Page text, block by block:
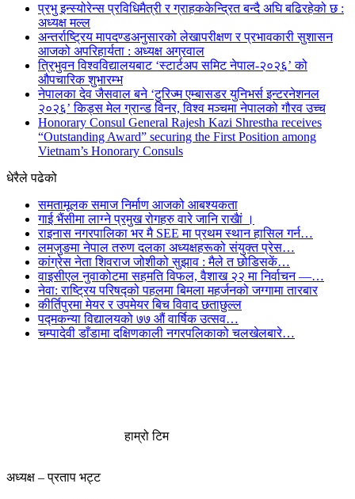
प्रभु इन्स्योरेन्स प्रविधिमैत्री र ग्राहककेन्द्रित बन्दै अघि बढिरहेको छ :
अध्यक्ष मल्ल
अन्तर्राष्ट्रिय मापदण्डअनुसारको लेखापरीक्षण र प्रभावकारी सुशासन
आजको अपरिहार्यता : अध्यक्ष अग्रवाल
त्रिभुवन विश्वविद्यालयबाट ‘स्टार्टअप समिट नेपाल-२०२६’ को
औपचारिक शुभारम्भ
नेपालका देव जैसवाल बने ‘टुरिज्म एम्बासडर युनिभर्स इन्टरनेशनल
२०२६’ किड्स मेल ग्रान्ड विनर, विश्व मञ्चमा नेपालको गौरव उच्च
Honorary Consul General Rajesh Kazi Shrestha receives
“Outstanding Award” securing the First Position among
Vietnam’s Honorary Consuls
धेरैले पढेको
समतामूलक समाज निर्माण आजको आबश्यकता
गाई भैंसीमा लाग्ने प्रमुख रोगहरु वारे जानि राखैां ।
राइनास नगरपालिका भर मै SEE मा प्रथम स्थान हासिल गर्न…
लमजुङमा नेपाल तरुण दलका अध्यक्षहरूको संयुक्त प्रेस…
कांग्रेस नेता शिवराज जोशीको सुझाव : मैले त छोडिसकें…
वाइसीएल नुवाकोटमा सहमति विफल, वैशाख २२ मा निर्वाचन —…
नेवा: राष्ट्रिय परिषद्को पहलमा बिमला महर्जनको जग्गामा तारबार
कीर्तिपुरमा मेयर र उपमेयर बिच विवाद छताछुल्ल
पद्मकन्या विद्यालयको ७७ औं ‌‌वार्षिक ‌उत्सव…
चम्पादेवी डाँडामा दक्षिणकाली नगरपलिकाको चलखेलबारे…
हाम्रो टिम
अध्यक्ष – प्रताप भट्ट